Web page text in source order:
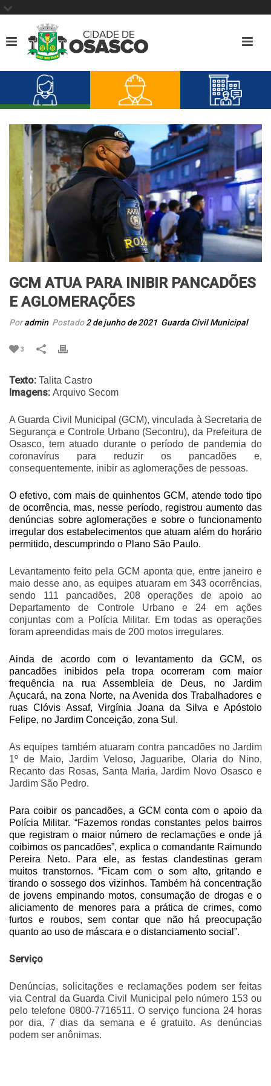
GCM ATUA PARA INIBIR PANCADÕES
E AGLOMERAÇÕES
Poradmin Postado2 de junho de 2021 Guarda Civil Municipal
3
Texto: Talita Castro
Imagens: Arquivo Secom
A Guarda Civil Municipal (GCM), vinculada à Secretaria de
Segurança e Controle Urbano (Secontru), da Prefeitura de
Osasco, tem atuado durante o período de pandemia do
coronavírus para reduzir os pancadões e,
consequentemente, inibir as aglomerações de pessoas.
O efetivo, com mais de quinhentos GCM, atende todo tipo
de ocorrência, mas, nesse período, registrou aumento das
denúncias sobre aglomerações e sobre o funcionamento
irregular dos estabelecimentos que atuam além do horário
permitido, descumprindo o Plano São Paulo.
Levantamento feito pela GCM aponta que, entre janeiro e
maio desse ano, as equipes atuaram em 343 ocorrências,
sendo 111 pancadões, 208 operações de apoio ao
Departamento de Controle Urbano e 24 em ações
conjuntas com a Polícia Militar. Em todas as operações
foram apreendidas mais de 200 motos irregulares.
Ainda de acordo com o levantamento da GCM, os
pancadões inibidos pela tropa ocorreram com maior
frequência na rua Assembleia de Deus, no Jardim
Açucará, na zona Norte, na Avenida dos Trabalhadores e
ruas Clóvis Assaf, Virgínia Joana da Silva e Apóstolo
Felipe, no Jardim Conceição, zona Sul.
As equipes também atuaram contra pancadões no Jardim
1º de Maio, Jardim Veloso, Jaguaribe, Olaria do Nino,
Recanto das Rosas, Santa Maria, Jardim Novo Osasco e
Jardim São Pedro.
Para coibir os pancadões, a GCM conta com o apoio da
Polícia Militar. “Fazemos rondas constantes pelos bairros
que registram o maior número de reclamações e onde já
coibimos os pancadões”, explica o comandante Raimundo
Pereira Neto. Para ele, as festas clandestinas geram
muitos transtornos. “Ficam com o som alto, gritando e
tirando o sossego dos vizinhos. Também há concentração
de jovens empinando motos, consumação de drogas e o
aliciamento de menores para a prática de crimes, como
furtos e roubos, sem contar que não há preocupação
quanto ao uso de máscara e o distanciamento social”.
Serviço
Denúncias, solicitações e reclamações podem ser feitas
via Central da Guarda Civil Municipal pelo número 153 ou
pelo telefone 0800-7716511. O serviço funciona 24 horas
por dia, 7 dias da semana e é gratuito. As denúncias
podem ser anônimas.